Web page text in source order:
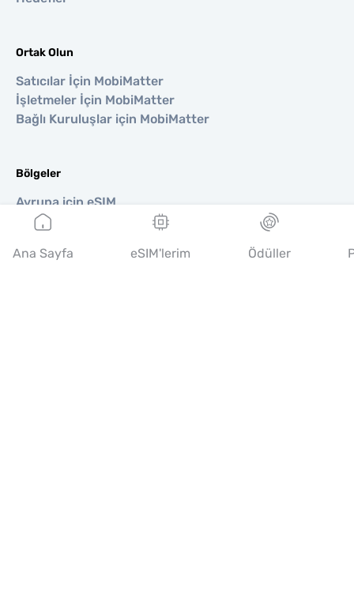
Ortak Olun
Satıcılar İçin MobiMatter
İşletmeler İçin MobiMatter
Bağlı Kuruluşlar için MobiMatter
Bölgeler
Avrupa için eSIM
Asya için eSIM
Orta Doğu için eSIM
Ana Sayfa eSIM'lerim Ödüller